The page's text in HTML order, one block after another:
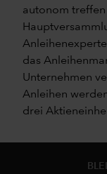
autonom
das
Unternehmen
Anleihen
drei